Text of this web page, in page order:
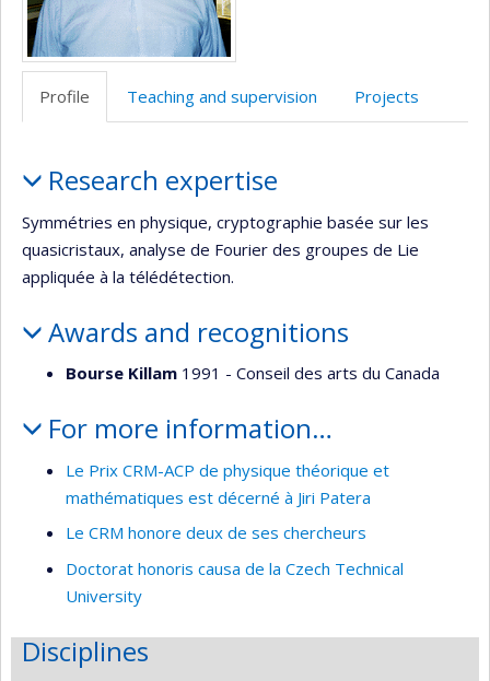
Profile Teaching and supervision Projects
Research expertise
Symmétries en physique, cryptographie basée sur les
quasicristaux, analyse de Fourier des groupes de Lie
appliquée à la télédétection.
Awards and recognitions
Bourse Killam 1991 - Conseil des arts du Canada
For more information…
Le Prix CRM-ACP de physique théorique et
mathématiques est décerné à Jiri Patera
Le CRM honore deux de ses chercheurs
Doctorat honoris causa de la Czech Technical
University
Disciplines